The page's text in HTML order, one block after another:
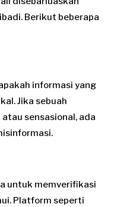
Berikut beberapa
informasi yang
Jika sebuah
sensasional, ada
untuk memverifikasi
Platform seperti